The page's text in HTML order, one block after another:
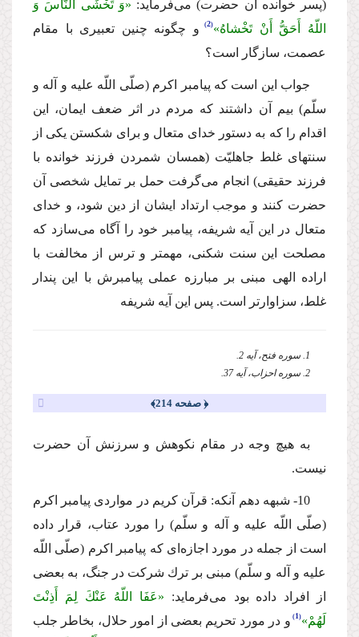
(پسر خوانده آن حضرت) مى‌فرماید: «وَ تَخْشَى النّاسَ وَ
اللّهُ أَحَقُّ أَنْ تَخْشاهُ» 2
و چگونه چنین تعبیرى با مقام
عصمت، سازگار است؟
جواب این است كه پیامبر اكرم (صلّى اللّه علیه و آله و
سلّم) بیم آن داشتند كه مردم در اثر ضعف ایمان، این
اقدام را كه به دستور خداى متعال و براى شكستن یكى از
سنتهاى غلط جاهلیّت (همسان شمردن فرزند خوانده با
فرزند حقیقى) انجام مى‌گرفت حمل بر تمایل شخصى آن
حضرت كنند و موجب ارتداد ایشان از دین شود، و خداى
متعال در این آیه شریفه، پیامبر خود را آگاه مى‌سازد كه
مصلحت این سنت شكنى، مهمتر و ترس از مخالفت با
اراده الهى مبنى بر مبارزه عملى پیامبرش با این پندار
غلط، سزاوارتر است. پس این آیه شریفه
1. سوره فتح، آیه 2.
2. سوره احزاب، آیه 37.
﴿ صفحه 214﴾
به هیچ وجه در مقام نكوهش و سرزنش آن حضرت
نیست.
10- شبهه دهم آنكه: قرآن كریم در مواردى پیامبر اكرم
(صلّى اللّه علیه و آله و سلّم) را مورد عتاب، قرار داده
است از جمله در مورد اجازه‌اى كه پیامبر اكرم (صلّى اللّه
علیه و آله و سلّم) مبنى بر ترك شركت در جنگ، به بعضى
از افراد داده بود مى‌فرماید: «عَفَا اللّهُ عَنْكَ لِمَ أَذِنْتَ
لَهُمْ» 1
و در مورد تحریم بعضى از امور حلال، بخاطر جلب